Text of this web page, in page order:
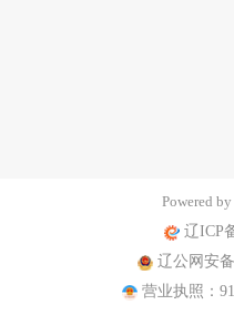
Powered by
辽ICP
辽公网安
营业执照：